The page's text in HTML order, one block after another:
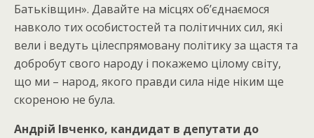
Батьківщин». Давайте на місцях об’єднаємося
навколо тих особистостей та політичних сил, які
вели і ведуть цілеспрямовану політику за щастя та
добробут свого народу і покажемо цілому світу,
що ми – народ, якого правди сила ніде ніким ще
скореною не була.
Андрій Івченко, кандидат в депутати до